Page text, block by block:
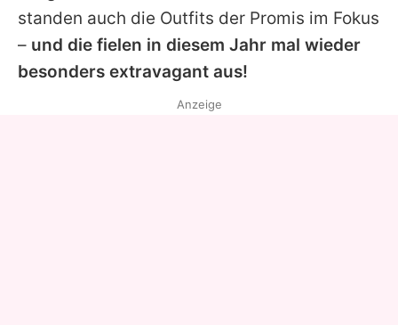
standen auch die Outfits der Promis im Fokus
– und die fielen in diesem Jahr mal wieder
besonders extravagant aus!
Anzeige